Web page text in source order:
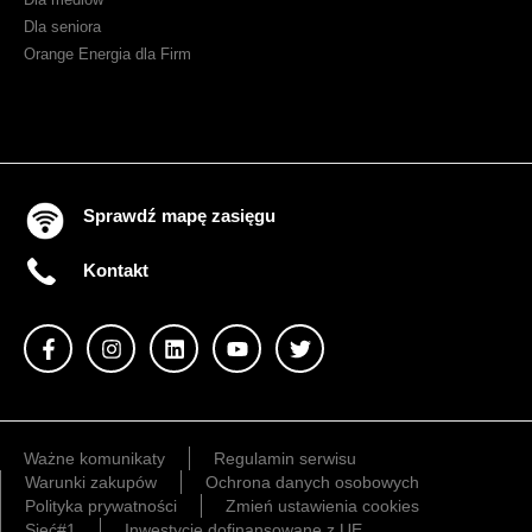
Dla seniora
Orange Energia dla Firm
Sprawdź mapę zasięgu
Kontakt
Ważne komunikaty
Regulamin serwisu
Warunki zakupów
Ochrona danych osobowych
Polityka prywatności
Zmień ustawienia cookies